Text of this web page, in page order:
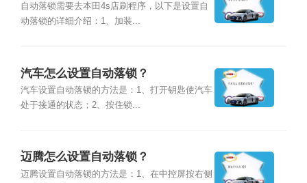
自动落锁需要去本田4s店刷程序，以下是设置自
动落锁的详细介绍：1、加装...
汽车怎么设置自动落锁？
汽车设置自动落锁的方法是：1、打开钥匙使汽车
处于接通的状态；2、按住锁...
迈腾怎么设置自动落锁？
迈腾设置自动落锁的方法是：1、在中控屏按右侧